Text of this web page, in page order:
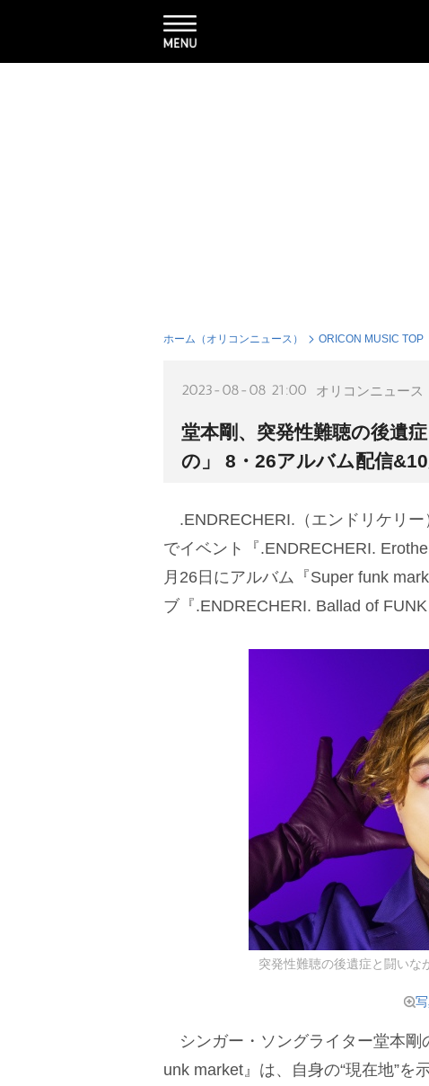
ホーム（オリコンニュース） ORICON MUSIC TOP
2023-08-08 21:00 オリコンニュース
堂本剛、突発性難聴の後遺
の」 8・26アルバム配信
.ENDRECHERI.（エンドリケリー
でイベント『.ENDRECHERI.
月26日にアルバム『Super funk
ブ『.ENDRECHERI. Ballad of
突発性難聴の後遺症と闘いな
シンガー・ソングライター堂本剛
unk market』は、自身の“現在地”を